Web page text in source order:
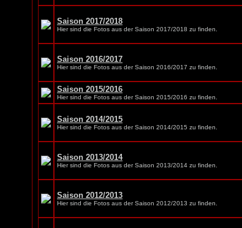
Saison 2017/2018
Hier sind die Fotos aus der Saison 2017/2018 zu finden.
Saison 2016/2017
Hier sind die Fotos aus der Saison 2016/2017 zu finden.
Saison 2015/2016
Hier sind die Fotos aus der Saison 2015/2016 zu finden.
Saison 2014/2015
Hier sind die Fotos aus der Saison 2014/2015 zu finden.
Saison 2013/2014
Hier sind die Fotos aus der Saison 2013/2014 zu finden.
Saison 2012/2013
Hier sind die Fotos aus der Saison 2012/2013 zu finden.